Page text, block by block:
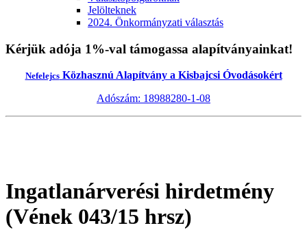
Jelölteknek
2024. Önkormányzati választás
Kérjük adója 1%-val támogassa alapítványainkat!
NefelejcsKözhasznú Alapítvány a Kisbajcsi Óvodásokért
Adószám: 18988280-1-08
Ingatlanárverési hirdetmény
(Vének 043/15 hrsz)